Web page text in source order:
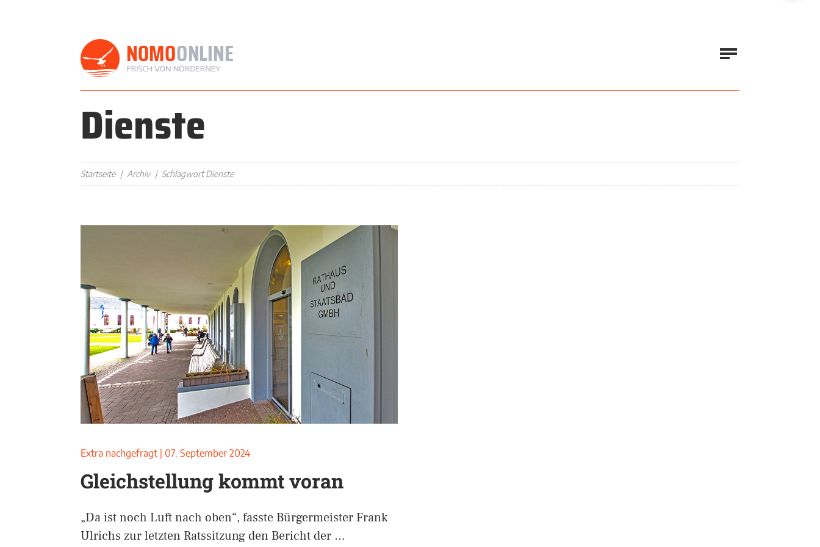
Dienste
Startseite Archiv Schlagwort Dienste
Extra nachgefragt 07. September 2024
Gleichstellung kommt voran
„Da ist noch Luft nach oben“, fasste Bürgermeister Frank
Ulrichs zur letzten Ratssitzung den Bericht der …